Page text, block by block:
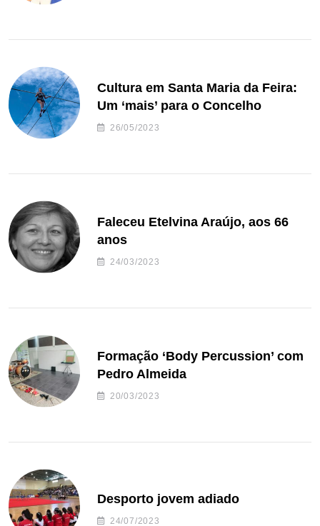
Cultura em Santa Maria da Feira:
Um ‘mais’ para o Concelho
26/05/2023
Faleceu Etelvina Araújo, aos 66
anos
24/03/2023
Formação ‘Body Percussion’ com
Pedro Almeida
20/03/2023
Desporto jovem adiado
24/07/2023